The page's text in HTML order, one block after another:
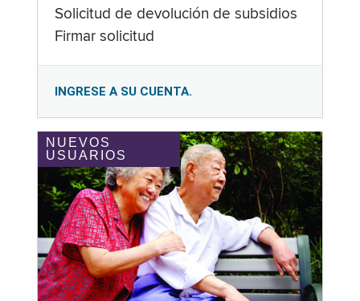
Solicitud de devolución de subsidios
Firmar solicitud
INGRESE A SU CUENTA.
NUEVOS
USUARIOS